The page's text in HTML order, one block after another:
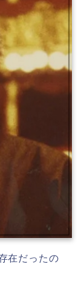
在だったの